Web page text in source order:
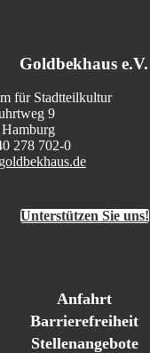
Goldbekhaus e.V.
für Stadtteilkultur
9
278 702-0
Unterstützen Sie uns!
Anfahrt
Barrierefreiheit
Stellenangebote